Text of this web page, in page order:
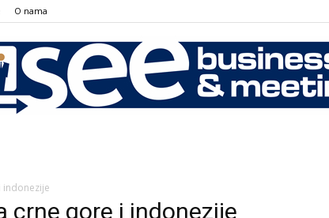
О nama
indonezije
crne gore i indonezije